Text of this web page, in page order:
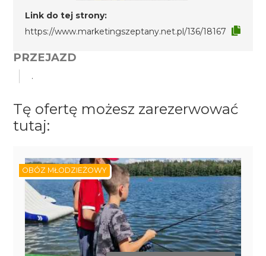
Link do tej strony:
https://www.marketingszeptany.net.pl/136/18167
PRZEJAZD
.
Tę ofertę możesz zarezerwować
tutaj:
OBÓZ MŁODZIEŻOWY